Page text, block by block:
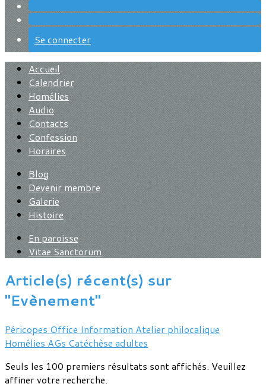
Se connecter
Accueil
Calendrier
Homélies
Audio
Contacts
Confession
Horaires
Blog
Devenir membre
Galerie
Histoire
En paroisse
Vitae Sanctorum
Article(s) récent(s) sur
"Evènement"
Péricopes Office Information Atelier philocalique
Homélies AGs Catéchèse adultes
Seuls les 100 premiers résultats sont affichés. Veuillez
affiner votre recherche.